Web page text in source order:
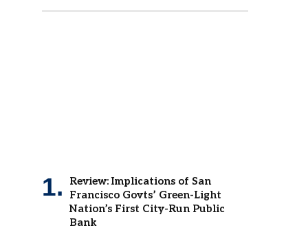
Review: Implications of San
Francisco Govts’ Green-Light
Nation’s First City-Run Public
Bank